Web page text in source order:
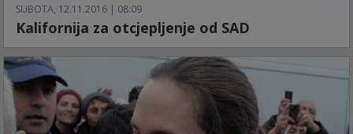
SUBOTA, 12.11.2016 | 08:09
Kalifornija za otcjepljenje od SAD